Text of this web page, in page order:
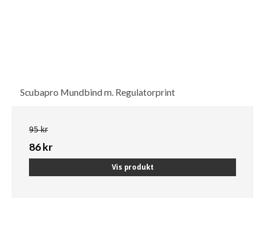
Scubapro Mundbind m. Regulatorprint
95 kr
86 kr
Vis produkt